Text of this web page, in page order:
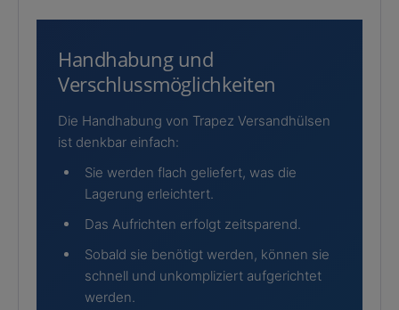
Handhabung und
Verschlussmöglichkeiten
Die Handhabung von Trapez Versandhülsen
ist denkbar einfach:
Sie werden flach geliefert, was die
Lagerung erleichtert.
Das Aufrichten erfolgt zeitsparend.
Sobald sie benötigt werden, können sie
schnell und unkompliziert aufgerichtet
werden.